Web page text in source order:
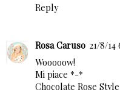
Reply
Rosa Caruso 21/8/14
Wooooow!
Mi piace *-*
Chocolate Rose Style